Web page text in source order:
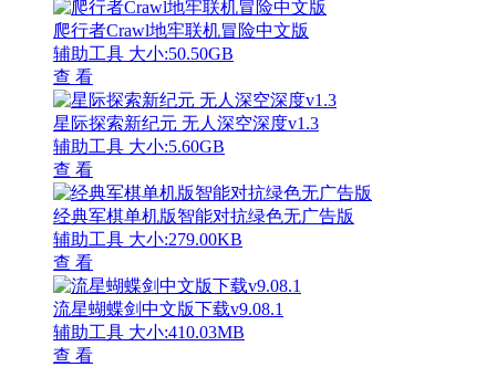
爬行者Crawl地牢联机冒险中文版
辅助工具 大小:50.50GB
查 看
星际探索新纪元 无人深空深度v1.3
辅助工具 大小:5.60GB
查 看
经典军棋单机版智能对抗绿色无广告版
辅助工具 大小:279.00KB
查 看
流星蝴蝶剑中文版下载v9.08.1
辅助工具 大小:410.03MB
查 看